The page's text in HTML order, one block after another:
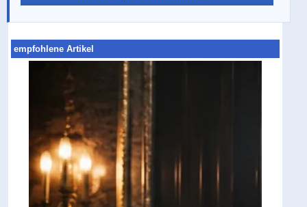
empfohlene Artikel